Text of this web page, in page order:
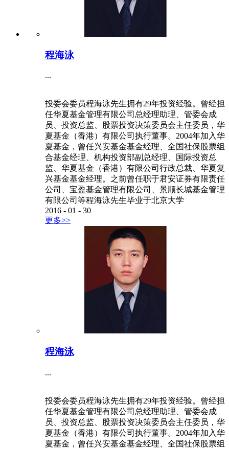
程海泳
...
投委会委员程海泳先生拥有29年投资经验。曾经担
任华夏基金管理有限公司总经理助理、管委会成
员、投资总监、股票投资决策委员会主任委员，华
夏基金（香港）有限公司执行董事。2004年加入华
夏基金，曾任兴安基金基金经理、全国社保股票组
合基金经理、机构投资部副总经理、国际投资总
监、华夏基金（香港）有限公司行政总裁、华夏复
兴基金基金经理。之前曾任职于君安证券有限责任
公司、宝盈基金管理有限公司、景顺长城基金管理
有限公司等程海泳先生毕业于北京大学
2016 - 01 - 30
更多>>
程海泳
...
投委会委员程海泳先生拥有29年投资经验。曾经担
任华夏基金管理有限公司总经理助理、管委会成
员、投资总监、股票投资决策委员会主任委员，华
夏基金（香港）有限公司执行董事。2004年加入华
夏基金，曾任兴安基金基金经理、全国社保股票组